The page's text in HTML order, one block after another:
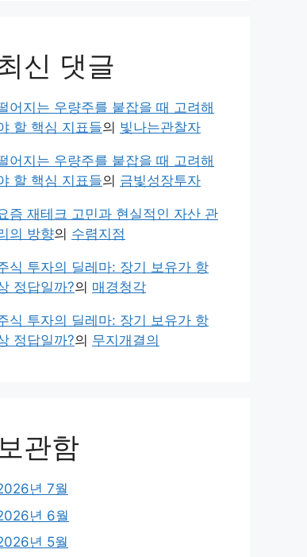
신 댓글
어지는 우량주를 붙잡을 때 고려해
할 핵심 지표들의 빛나는관찰자
어지는 우량주를 붙잡을 때 고려해
할 핵심 지표들의 금빛성장투자
즘 재테크 고민과 현실적인 자산 관
의 방향의 수렴지점
식 투자의 딜레마: 장기 보유가 항
정답일까?의 매경청각
식 투자의 딜레마: 장기 보유가 항
정답일까?의 무지개결의
보관함
년 7월
년 6월
년 5월